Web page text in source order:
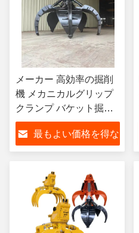
メーカー 高効率の掘削
機 メカニカルグリップ
クランプ バケット掘削
機
PC100,ZX110,PC320,PC324
最もよい価格を得な